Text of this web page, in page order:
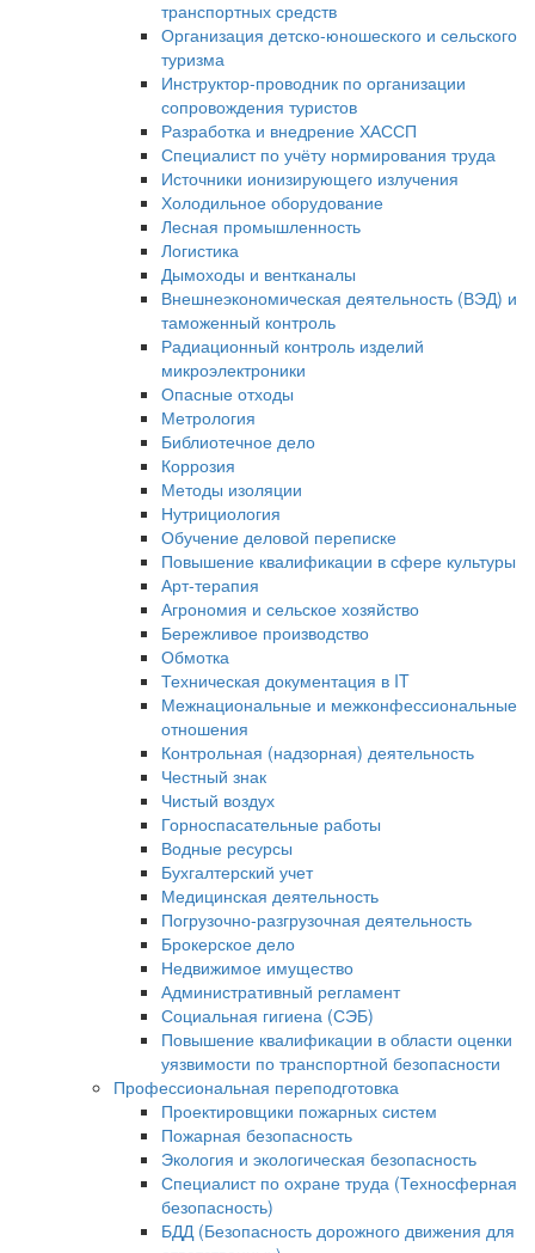
транспортных средств
Организация детско-юношеского и сельского
туризма
Инструктор-проводник по организации
сопровождения туристов
Разработка и внедрение ХАССП
Специалист по учёту нормирования труда
Источники ионизирующего излучения
Холодильное оборудование
Лесная промышленность
Логистика
Дымоходы и вентканалы
Внешнеэкономическая деятельность (ВЭД) и
таможенный контроль
Радиационный контроль изделий
микроэлектроники
Опасные отходы
Метрология
Библиотечное дело
Коррозия
Методы изоляции
Нутрициология
Обучение деловой переписке
Повышение квалификации в сфере культуры
Арт-терапия
Агрономия и сельское хозяйство
Бережливое производство
Обмотка
Техническая документация в IT
Межнациональные и межконфессиональные
отношения
Контрольная (надзорная) деятельность
Честный знак
Чистый воздух
Горноспасательные работы
Водные ресурсы
Бухгалтерский учет
Медицинская деятельность
Погрузочно-разгрузочная деятельность
Брокерское дело
Недвижимое имущество
Административный регламент
Социальная гигиена (СЭБ)
Повышение квалификации в области оценки
уязвимости по транспортной безопасности
Профессиональная переподготовка
Проектировщики пожарных систем
Пожарная безопасность
Экология и экологическая безопасность
Специалист по охране труда (Техносферная
безопасность)
БДД (Безопасность дорожного движения для